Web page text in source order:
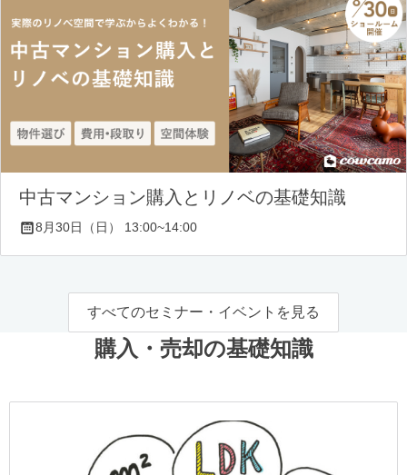
中古マンション購入とリノベの基礎知識
8月30日（日） 13:00~14:00
すべてのセミナー・イベントを見る
購入・売却の基礎知識